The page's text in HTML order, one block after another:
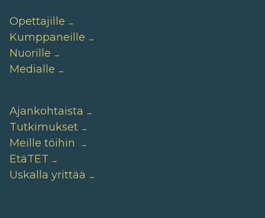
Opettajille
Kumppaneille
Nuorille
Medialle
Ajankohtaista
Tutkimukset
Meille töihin
EtäTET
Uskalla yrittää